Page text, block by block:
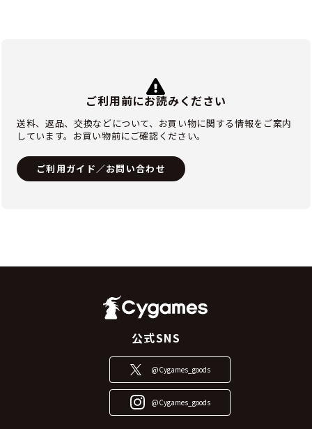
ご利用前にお読みください
送料、返品、交換などについて、お買い物に関する情報をご案内
しています。お買い物前にご確認ください。
ご利用ガイド／お問い合わせ
公式SNS
@Cygames_goods
@Cygames_goods